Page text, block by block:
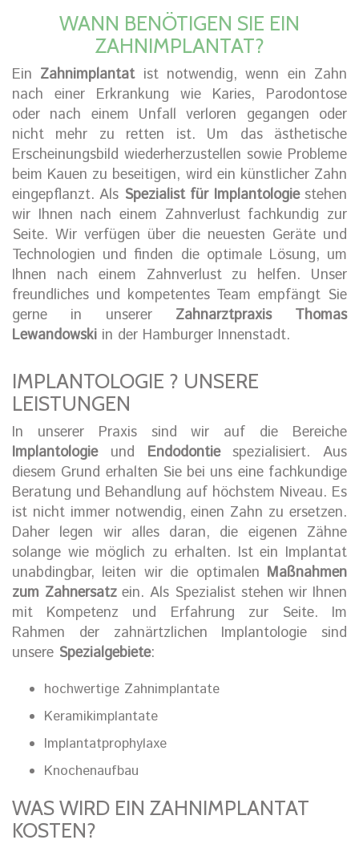
WANN BENÖTIGEN SIE EIN
ZAHNIMPLANTAT?
Ein Zahnimplantatist notwendig, wenn ein Zahn
nach einer Erkrankung wie Karies, Parodontose
oder nach einem Unfall verloren gegangen oder
nicht mehr zu retten ist. Um das ästhetische
Erscheinungsbild wiederherzustellen sowie Probleme
beim Kauen zu beseitigen, wird ein künstlicher Zahn
eingepflanzt. Als Spezialist für Implantologiestehen
wir Ihnen nach einem Zahnverlust fachkundig zur
Seite. Wir verfügen über die neuesten Geräte und
Technologien und finden die optimale Lösung, um
Ihnen nach einem Zahnverlust zu helfen. Unser
freundliches und kompetentes Team empfängt Sie
gerne in unserer Zahnarztpraxis Thomas
Lewandowski in der Hamburger Innenstadt.
IMPLANTOLOGIE ? UNSERE
LEISTUNGEN
In unserer Praxis sind wir auf die Bereiche
Implantologieund Endodontiespezialisiert. Aus
diesem Grund erhalten Sie bei uns eine fachkundige
Beratung und Behandlung auf höchstem Niveau. Es
ist nicht immer notwendig, einen Zahn zu ersetzen.
Daher legen wir alles daran, die eigenen Zähne
solange wie möglich zu erhalten. Ist ein Implantat
unabdingbar, leiten wir die optimalen Maßnahmen
zum Zahnersatzein. Als Spezialist stehen wir Ihnen
mit Kompetenz und Erfahrung zur Seite. Im
Rahmen der zahnärtzlichen Implantologie sind
unsere Spezialgebiete:
hochwertige Zahnimplantate
Keramikimplantate
Implantatprophylaxe
Knochenaufbau
WAS WIRD EIN ZAHNIMPLANTAT
KOSTEN?